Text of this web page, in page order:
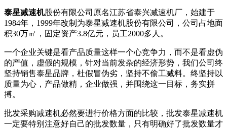
泰星减速机股份有限公司原名江苏省泰兴减速机厂，始建于
1984年，1999年改制为泰星减速机股份有限公司，公司占地面
积30万㎡，固定资产3.8亿元，员工2000多人。
一个企业关键是看产品质量这样一个心竞争力，而不是看虚伪
的产值，虚假的规模，针对当前发杂的经济形势，我们公司终
坚持销售泰星品牌，杜假冒伪劣，坚持不偷工减料。终坚持以
质量为心，产品做精，企业做强，并围绕这一目标，务实拼
搏。
批发采购减速机必然要进行价格方面的比较，批发泰星减速机
一定要特别注意好自己的批发数量，只有明确好了批发数量才